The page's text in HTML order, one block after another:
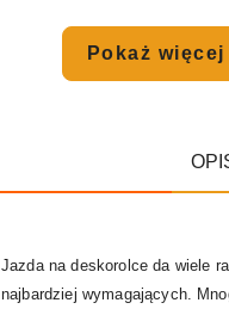
Pokaż
Jazda na deskorolce da wiele
najbardziej wymagających.